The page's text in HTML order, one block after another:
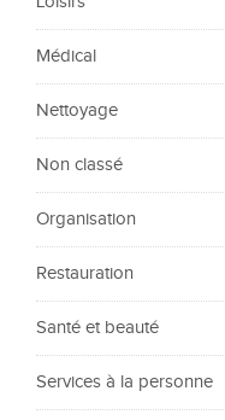
Médical
Nettoyage
Non classé
Organisation
Restauration
Santé et beauté
Services à la personne